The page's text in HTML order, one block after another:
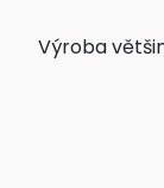
Výroba